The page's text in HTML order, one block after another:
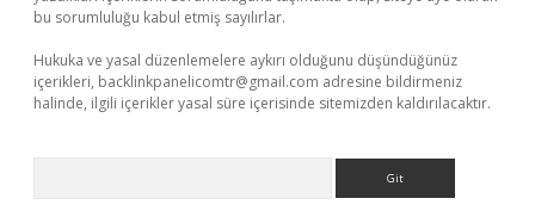
bu sorumluluğu kabul etmiş sayılırlar.
Hukuka ve yasal düzenlemelere aykırı olduğunu düşündüğünüz
içerikleri, backlinkpanelicomtr@gmail.com adresine bildirmeniz
halinde, ilgili içerikler yasal süre içerisinde sitemizden kaldırılacaktır.